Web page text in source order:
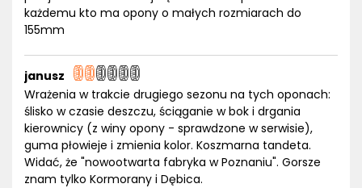
każdemu kto ma opony o małych rozmiarach do
155mm
janusz
Wrażenia w trakcie drugiego sezonu na tych oponach:
ślisko w czasie deszczu, ściąganie w bok i drgania
kierownicy (z winy opony - sprawdzone w serwisie),
guma płowieje i zmienia kolor. Koszmarna tandeta.
Widać, że "nowootwarta fabryka w Poznaniu". Gorsze
znam tylko Kormorany i Dębica.